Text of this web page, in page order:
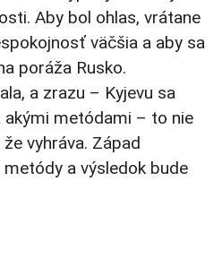
Aby bol ohlas, vrátane
väčšia a aby sa
poráža Rusko.
a zrazu – Kyjevu sa
akými metódami – to nie
vyhráva. Západ
a výsledok bude